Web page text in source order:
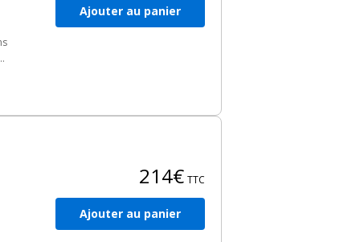
Ajouter au panier
214€ TTC
Ajouter au panier